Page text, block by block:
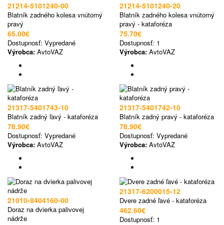
21214-5101240-00
Blatník zadného kolesa vnútorný
pravý
65.00€
Dostupnosť: Vypredané
Výrobca: AvtoVAZ
21214-5101240-20
Blatník zadného kolesa vnútorný
pravý - kataforéza
75.70€
Dostupnosť: 1
Výrobca: AvtoVAZ
21317-5401743-10
Blatník zadný ľavý - kataforéza
78.90€
Dostupnosť: Vypredané
Výrobca: AvtoVAZ
21317-5401742-10
Blatník zadný pravý - kataforéza
78.90€
Dostupnosť: Vypredané
Výrobca: AvtoVAZ
21010-8404160-00
Doraz na dvierka palivovej
nádrže
21317-6200015-12
Dvere zadné ľavé - kataforéza
462.60€
Dostupnosť: 1